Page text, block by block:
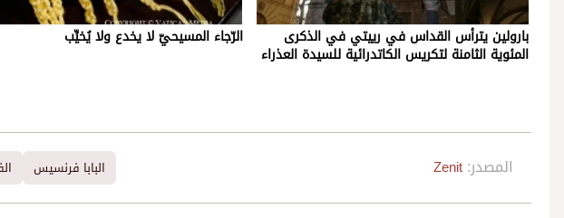
بارولين يترأس القداس في رييتي في الذكرى
المئوية الثامنة لتكريس الكاتدرائية للسيدة العذراء
الرّجاء المسيحيّ لا يخدع ولا يُخيِّب
المصدر: Zenit البابا فرنسيس